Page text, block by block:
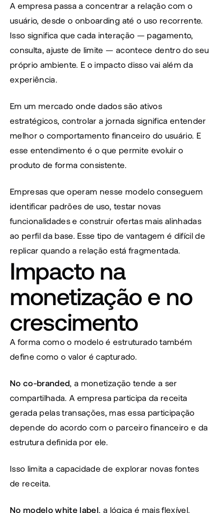
A empresa passa a concentrar a relação com o
usuário, desde o onboarding até o uso recorrente.
Isso significa que cada interação — pagamento,
consulta, ajuste de limite — acontece dentro do seu
próprio ambiente. E o impacto disso vai além da
experiência.
Em um mercado onde dados são ativos
estratégicos, controlar a jornada significa entender
melhor o comportamento financeiro do usuário. E
esse entendimento é o que permite evoluir o
produto de forma consistente.
Empresas que operam nesse modelo conseguem
identificar padrões de uso, testar novas
funcionalidades e construir ofertas mais alinhadas
ao perfil da base. Esse tipo de vantagem é difícil de
replicar quando a relação está fragmentada.
Impacto na
monetização e no
crescimento
A forma como o modelo é estruturado também
define como o valor é capturado.
No co-branded, a monetização tende a ser
compartilhada. A empresa participa da receita
gerada pelas transações, mas essa participação
depende do acordo com o parceiro financeiro e da
estrutura definida por ele.
Isso limita a capacidade de explorar novas fontes
de receita.
No modelo white label, a lógica é mais flexível.